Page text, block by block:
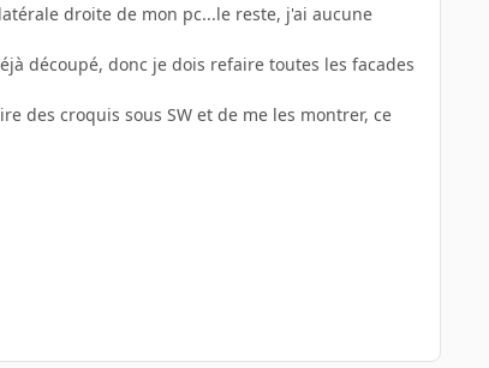
droite de mon pc...le reste, j'ai aucune
découpé, donc je dois refaire toutes les facades
des croquis sous SW et de me les montrer, ce